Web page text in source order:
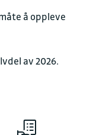
å oppleve
av 2026.